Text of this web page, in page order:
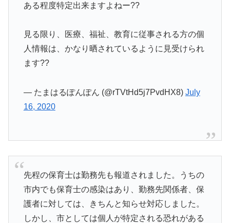
ある程度特定出来ますよねー??
見る限り、医療、福祉、教育に従事される方の個
人情報は、かなり晒されているように見受けられ
ます??
— たまはるぽんぽん (@rTVtHd5j7PvdHX8) July
16, 2020
先程の保育士は勤務先も報道されました。うちの
市内でも保育士の感染はあり、勤務先関係者、保
護者に対しては、きちんと知らせ対応しました。
しかし、市としては個人が特定される恐れがある